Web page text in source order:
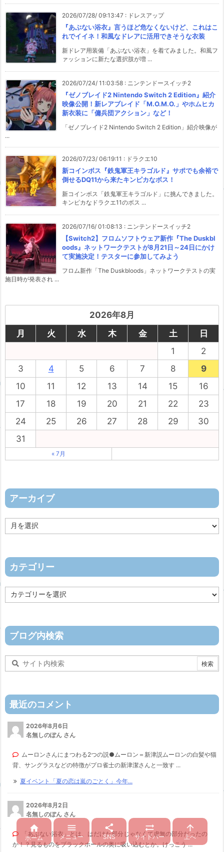
2026/07/28/ 09:13:47 : ドレスアップ
『あぶない浴衣』言うほど危なくないけど、これはこ
れでイイネ！和風なドレアに活用できそうな衣装
新ドレア用装備「あぶない浴衣」を着てみました。和風フ
ァッションに新たな選択肢が増 ...
2026/07/24/ 11:03:58 : ニンテンドースイッチ2
『ゼノブレイド2 Nintendo Switch 2 Edition』紹介
映像公開！新レアブレイド「M.O.M.O.」やホムヒカ
新衣装に「傭兵団アクション」など！
「ゼノブレイド2 Nintendo Switch 2 Edition」紹介映像が
...
2026/07/23/ 06:19:11 : ドラクエ10
新コインボス『鉄鬼軍王キラゴルド』サポでも余裕で
倒せるDQ11から来たキンピカなボス！
新コインボス「鉄鬼軍王キラゴルド」に挑んできました。
キンピカなドラクエ11のボス ...
2026/07/16/ 01:08:13 : ニンテンドースイッチ2
【Switch2】フロムソフトウェア新作『The Duskbl
oods』ネットワークテストが8月21日～24日にかけ
て実施決定！テスターに参加してみよう
フロム新作「The Duskbloods」ネットワークテストの実
施日時が発表され ...
2026年8月
月
火 水 木 金 土
日
1
2
3
4 5 6 7 8
9
10
11 12 13 14 15
16
17
18 19 20 21 22
23
24
25 26 27 28 29
30
31
« 7月
アーカイブ
ー
ブ
カテゴリー
テ
ー
ブログ内検索
最近のコメント
2026年8月6日
名無しのぽん さん
ムーロンさんにまつわる2つの説●ムーロン＝新津説ムーロンの白髪や猫
背、サングラスなどの特徴がプロ雀士の新津潔さんと一致す ...
夏イベント「夏の恋は嵐のごとく」今年...
2026年8月2日
名無しのぽん さん
「あぶない浴衣」とは、はだけた部分じゃなくて虚無の部分だったの
か！？見るものをブラックホールの奥に吸い込むとか。けっこう ...

ホーム

メニュー

SNS

サイドバー

上へ